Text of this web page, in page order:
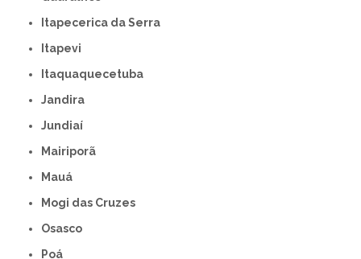
Itapecerica da Serra
Itapevi
Itaquaquecetuba
Jandira
Jundiaí
Mairiporã
Mauá
Mogi das Cruzes
Osasco
Poá